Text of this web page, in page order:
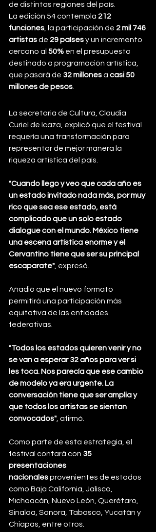
de distintas regiones del país.
La edición 54 contempla 212
funciones , la participación de 2 mil 746
artistas de 29 países y un incremento
cercano al 50% en el presupuesto
destinado a programación artística,
que pasará de 32 millones a casi 50
millones de pesos
La secretaria de Cultura, Claudia
Curiel de Icaza, explicó que el festival
requería una transformación para
representar de mejor manera la
riqueza artística del país.
"Cuando llego y veo que cada año es
un estado invitado nada más, por muy
rico que sea ese estado, está
complicado que un solo estado
dialogue con el mundo. México tiene
una escena artística enorme y el
Cervantino tiene que ser su principal
escaparate" , expresó.
Añadió que el nuevo formato
permitirá una participación más
equitativa de las entidades
federativas.
"Todos los estados quieren venir y no
se van a esperar 32 años para ver si
les toca. Nos parecía que ese cambio
de modelo ya era urgente. La
conversación tiene que ser amplia y
que todos los artistas se sientan
convocados" , afirmó.
Como parte de esta estrategia, el
festival contará con 35
presentaciones
nacionales provenientes de estados
como Baja California, Jalisco,
Michoacán, Nuevo León, Querétaro,
Sinaloa, Sonora, Tabasco, Yucatán y
Chiapas, entre otros.